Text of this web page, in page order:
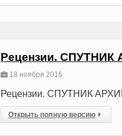
Рецензии.
18 ноября 2016
Рецензии. СПУТНИК
Открыть полную версию